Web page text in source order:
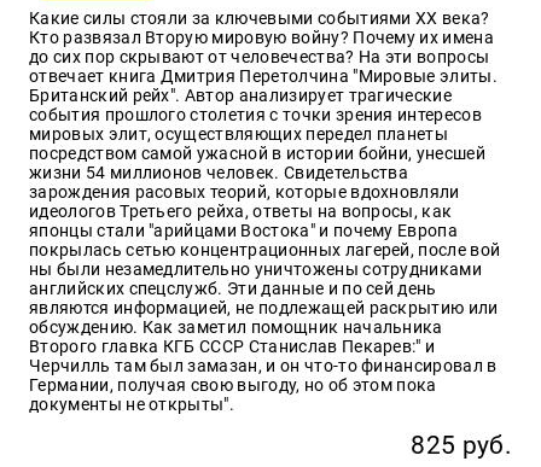
Какие силы стояли за ключевыми событиями XX века?
Кто развязал Вторую мировую войну? Почему их имена
до сих пор скрывают от человечества? На эти вопросы
отвечает книга Дмитрия Перетолчина "Мировые элиты.
Британский рейх". Автор анализирует трагические
события прошлого столетия с точки зрения интересов
мировых элит, осуществляющих передел планеты
посредством самой ужасной в истории бойни, унесшей
жизни 54 миллионов человек. Свидетельства
зарождения расовых теорий, которые вдохновляли
идеологов Третьего рейха, ответы на вопросы, как
японцы стали "арийцами Востока" и почему Европа
покрылась сетью концентрационных лагерей, после вой
ны были незамедлительно уничтожены сотрудниками
английских спецслужб. Эти данные и по сей день
являются информацией, не подлежащей раскрытию или
обсуждению. Как заметил помощник начальника
Второго главка КГБ СССР Станислав Пекарев:" и
Черчилль там был замазан, и он что-то финансировал в
Германии, получая свою выгоду, но об этом пока
документы не открыты".
825 руб.
Культура
и
Искусство
Поэзия
Кухня,
гастрономия,
кулинария
Оптовикам
Авторам
Контакты
+7(499)
350-17-